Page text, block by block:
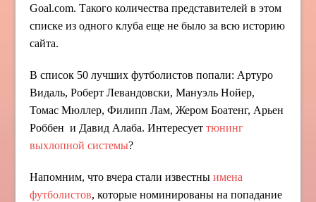
Goal.com. Такого количества представителей в этом
списке из одного клуба еще не было за всю историю
сайта.
В список 50 лучших футболистов попали: Артуро
Видаль, Роберт Левандовски, Мануэль Нойер,
Томас Мюллер, Филипп Лам, Жером Боатенг, Арьен
Роббен и Давид Алаба. Интересуеттюнинг
выхлопной системы?
Напомним, что вчера стали известныимена
футболистов, которые номинированы на попадание